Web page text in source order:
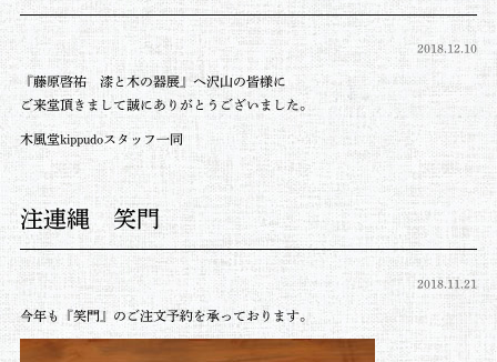
2018.12.10
『藤原啓祐 漆と木の器展』へ沢山の皆様に
ご来堂頂きまして誠にありがとうございました。
木風堂kippudoスタッフ一同
注連縄 笑門
2018.11.21
今年も『笑門』のご注文予約を承っております。